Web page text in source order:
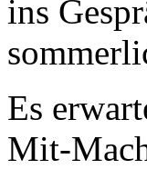
ins
Es
Mit-